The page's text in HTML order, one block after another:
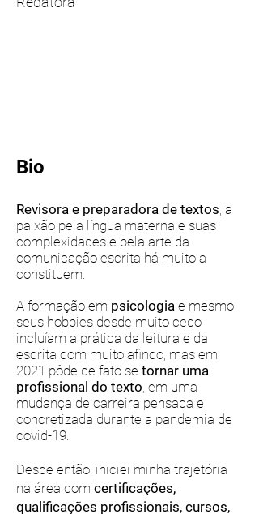
Bio
Revisora e preparadora de textos, a
paixão pela língua materna e suas
complexidades e pela arte da
comunicação escrita há muito a
constituem.
A formação em psicologia e mesmo
seus hobbies desde muito cedo
incluíam a prática da leitura e da
escrita com muito afinco, mas em
2021 pôde de fato se tornar uma
profissional do texto, em uma
mudança de carreira pensada e
concretizada durante a pandemia de
covid-19.
Desde então, iniciei minha trajetória
na área com certificações,
qualificações profissionais, cursos,